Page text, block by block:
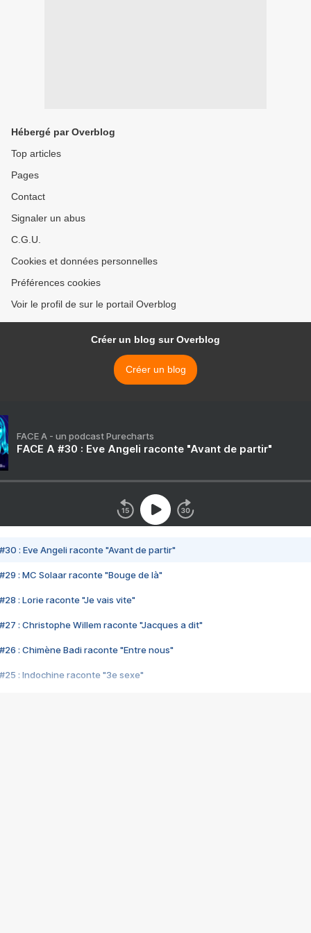
Hébergé par Overblog
Top articles
Pages
Contact
Signaler un abus
C.G.U.
Cookies et données personnelles
Préférences cookies
Voir le profil de sur le portail Overblog
Créer un blog sur Overblog
Créer un blog
FACE A - un podcast Purecharts
FACE A #30 : Eve Angeli raconte "Avant de partir"
#30 : Eve Angeli raconte "Avant de partir"
#29 : MC Solaar raconte "Bouge de là"
#28 : Lorie raconte "Je vais vite"
#27 : Christophe Willem raconte "Jacques a dit"
#26 : Chimène Badi raconte "Entre nous"
#25 : Indochine raconte "3e sexe"